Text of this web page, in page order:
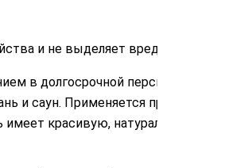
и не выделяет вредных веществ.
в долгосрочной перспективе.
и саун. Применяется при отделке
красивую, натуральную текстуру